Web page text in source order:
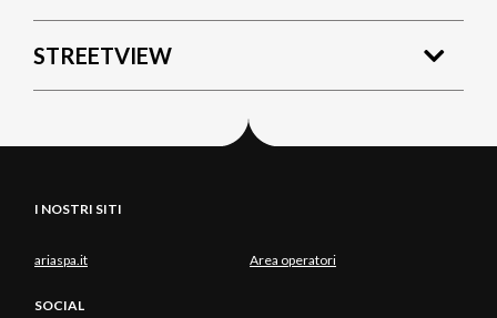
STREETVIEW
I NOSTRI SITI
ariaspa.it Area operatori
SOCIAL